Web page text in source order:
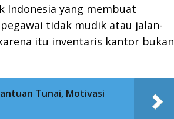
Indonesia yang membuat
tidak mudik atau jalan-
itu inventaris kantor bukan
Tunai, Motivasi